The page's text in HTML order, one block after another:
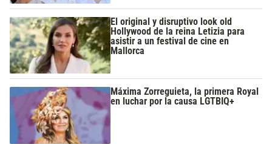
El original y disruptivo look old
Hollywood de la reina Letizia para
asistir a un festival de cine en
Mallorca
Máxima Zorreguieta, la primera Royal
en luchar por la causa LGTBIQ+